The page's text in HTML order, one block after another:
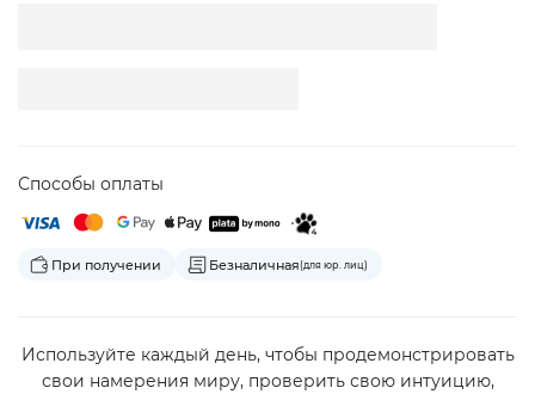
Способы оплаты
При получении Безналичная(для юр. лиц)
Используйте каждый день, чтобы продемонстрировать
свои намерения миру, проверить свою интуицию,